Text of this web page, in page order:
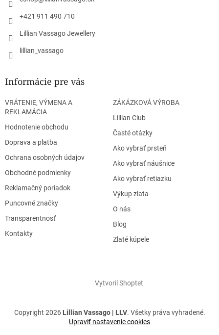
+421 911 490 710
Lillian Vassago Jewellery
lillian_vassago
Informácie pre vás
VRÁTENIE, VÝMENA A
REKLAMÁCIA
Hodnotenie obchodu
Doprava a platba
Ochrana osobných údajov
Obchodné podmienky
Reklamačný poriadok
Puncovné značky
Transparentnosť
Kontakty
ZÁKÁZKOVÁ VÝROBA
Lillian Club
Časté otázky
Ako vybrať prsteň
Ako vybrať náušnice
Ako vybrať retiazku
Výkup zlata
O nás
Blog
Zlaté kúpele
Vytvoril Shoptet
Copyright 2026 Lillian Vassago | LLV. Všetky práva vyhradené.
Upraviť nastavenie cookies